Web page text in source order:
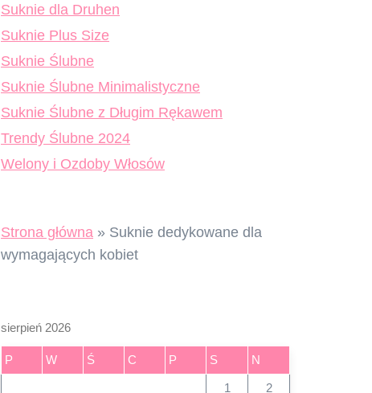
Suknie dla Druhen
Suknie Plus Size
Suknie Ślubne
Suknie Ślubne Minimalistyczne
Suknie Ślubne z Długim Rękawem
Trendy Ślubne 2024
Welony i Ozdoby Włosów
Strona główna » Suknie dedykowane dla
wymagających kobiet
sierpień 2026
P W Ś C P S N
1 2